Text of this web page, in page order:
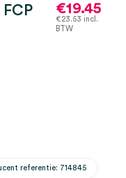
€19.45
€23.53 incl.
BTW
referentie: 714845